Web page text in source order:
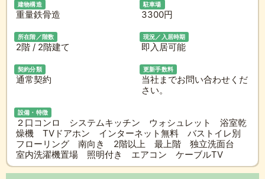
建物構造
重量鉄骨造
駐車場
3300円
所在階／階数
2階 / 2階建て
現況／入居時期
即入居可能
契約分類
通常契約
更新手数料
当社までお問い合わせくだ
さい。
設備・特徴
２口コンロ システムキッチン ウォシュレット 浴室乾
燥機 TVドアホン インターネット無料 バストイレ別
フローリング 南向き 2階以上 最上階 独立洗面台
室内洗濯機置場 照明付き エアコン ケーブルTV